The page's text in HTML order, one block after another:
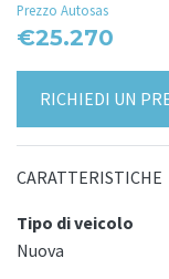
Prezzo Autosas
€25.270
RICHIEDI UN
CARATTERISTICHE
Tipo di veicolo
Nuova